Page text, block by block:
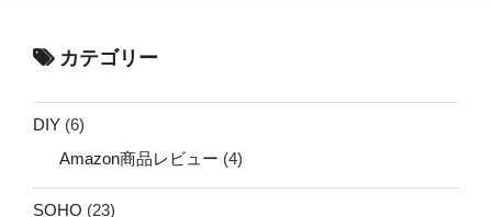
カテゴリー
DIY (6)
Amazon商品レビュー (4)
SOHO (23)